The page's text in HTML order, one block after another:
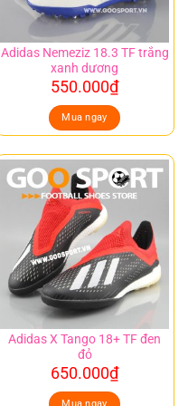
Adidas Nemeziz 18.3 TF trắng
xanh dương
550.000₫
Mua ngay
Adidas X Tango 18+ TF đen
đỏ
650.000₫